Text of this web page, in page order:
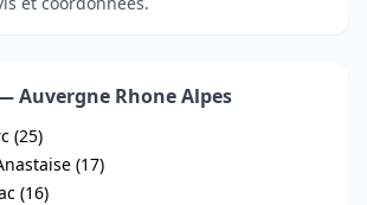
Auvergne Rhone Alpes
(25)
(17)
(16)